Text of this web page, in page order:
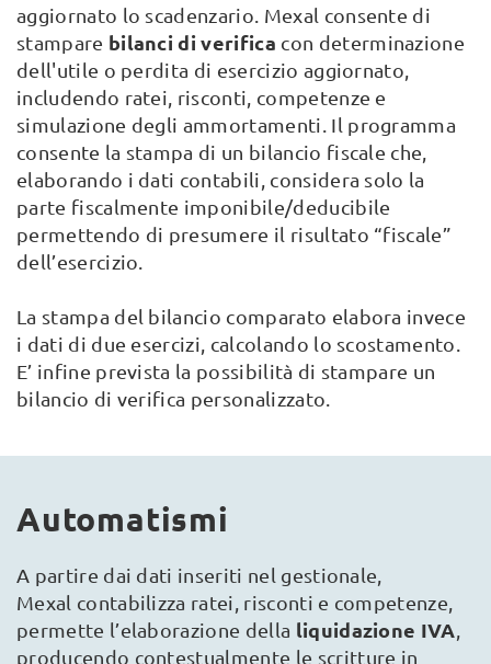
aggiornato lo scadenzario. Mexal consente di
stampare bilanci di verifica con determinazione
dell'utile o perdita di esercizio aggiornato,
includendo ratei, risconti, competenze e
simulazione degli ammortamenti. Il programma
consente la stampa di un bilancio fiscale che,
elaborando i dati contabili, considera solo la
parte fiscalmente imponibile/deducibile
permettendo di presumere il risultato “fiscale”
dell’esercizio.
La stampa del bilancio comparato elabora invece
i dati di due esercizi, calcolando lo scostamento.
E’ infine prevista la possibilità di stampare un
bilancio di verifica personalizzato.
Automatismi
A partire dai dati inseriti nel gestionale,
Mexal contabilizza ratei, risconti e competenze,
permette l’elaborazione della liquidazione IVA
producendo contestualmente le scritture in